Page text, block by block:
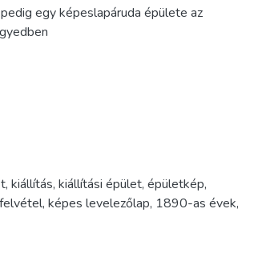
egy képeslapáruda épülete az
, kiállítás, kiállítási épület, épületkép,
, képes levelezőlap, 1890-as évek,